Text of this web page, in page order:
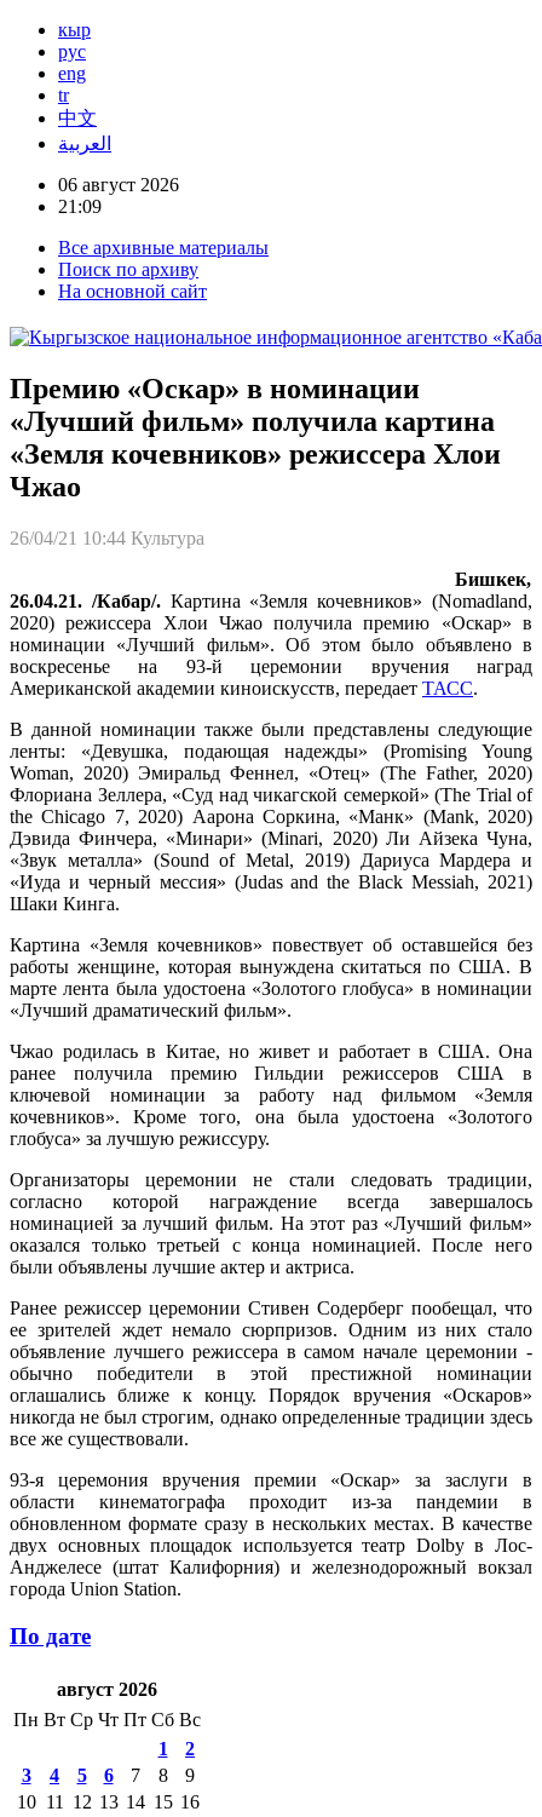
кыр
рус
eng
tr
中文
العربية
06 август 2026
21:09
Все архивные материалы
Поиск по архиву
На основной сайт
Премию «Оскар» в номинации
«Лучший фильм» получила картина
«Земля кочевников» режиссера Хлои
Чжао
26/04/21 10:44 Культура
Бишкек,
26.04.21. /Кабар/.Картина «Земля кочевников» (Nomadland,
2020) режиссера Хлои Чжао получила премию «Оскар» в
номинации «Лучший фильм». Об этом было объявлено в
воскресенье на 93-й церемонии вручения наград
Американской академии киноискусств, передает ТАСС.
В данной номинации также были представлены следующие
ленты: «Девушка, подающая надежды» (Promising Young
Woman, 2020) Эмиральд Феннел, «Отец» (The Father, 2020)
Флориана Зеллера, «Суд над чикагской семеркой» (The Trial of
the Chicago 7, 2020) Аарона Соркина, «Манк» (Mank, 2020)
Дэвида Финчера, «Минари» (Minari, 2020) Ли Айзека Чуна,
«Звук металла» (Sound of Metal, 2019) Дариуса Мардера и
«Иуда и черный мессия» (Judas and the Black Messiah, 2021)
Шаки Кинга.
Картина «Земля кочевников» повествует об оставшейся без
работы женщине, которая вынуждена скитаться по США. В
марте лента была удостоена «Золотого глобуса» в номинации
«Лучший драматический фильм».
Чжао родилась в Китае, но живет и работает в США. Она
ранее получила премию Гильдии режиссеров США в
ключевой номинации за работу над фильмом «Земля
кочевников». Кроме того, она была удостоена «Золотого
глобуса» за лучшую режиссуру.
Организаторы церемонии не стали следовать традиции,
согласно которой награждение всегда завершалось
номинацией за лучший фильм. На этот раз «Лучший фильм»
оказался только третьей с конца номинацией. После него
были объявлены лучшие актер и актриса.
Ранее режиссер церемонии Стивен Содерберг пообещал, что
ее зрителей ждет немало сюрпризов. Одним из них стало
объявление лучшего режиссера в самом начале церемонии -
обычно победители в этой престижной номинации
оглашались ближе к концу. Порядок вручения «Оскаров»
никогда не был строгим, однако определенные традиции здесь
все же существовали.
93-я церемония вручения премии «Оскар» за заслуги в
области кинематографа проходит из-за пандемии в
обновленном формате сразу в нескольких местах. В качестве
двух основных площадок используется театр Dolby в Лос-
Анджелесе (штат Калифорния) и железнодорожный вокзал
города Union Station.
По дате
август 2026
Пн Вт Ср Чт Пт Сб Вс
1
2
3
4 5 6 7 8
9
10 11 12 13 14 15 16